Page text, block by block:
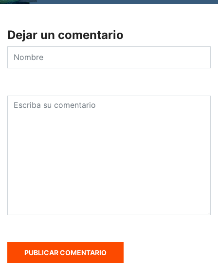
Dejar un comentario